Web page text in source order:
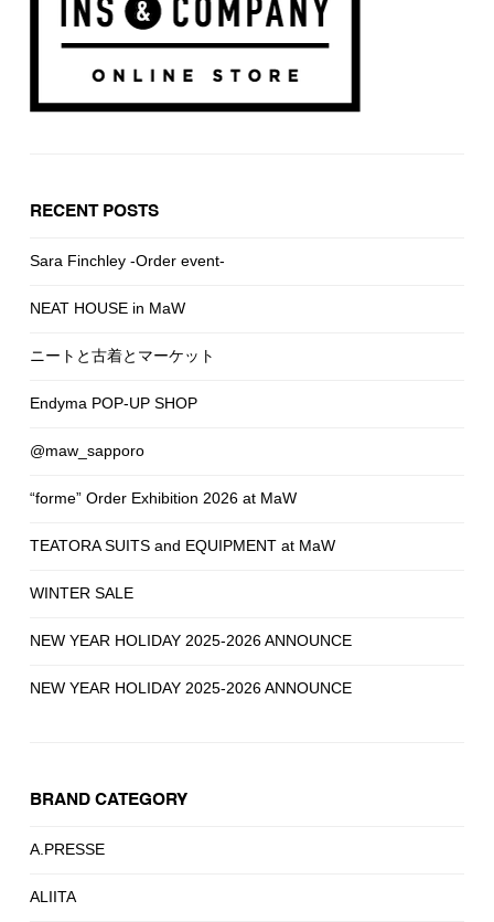
RECENT POSTS
Sara Finchley -Order event-
NEAT HOUSE in MaW
ニートと古着とマーケット
Endyma POP-UP SHOP
@maw_sapporo
“forme” Order Exhibition 2026 at MaW
TEATORA SUITS and EQUIPMENT at MaW
WINTER SALE
NEW YEAR HOLIDAY 2025-2026 ANNOUNCE
NEW YEAR HOLIDAY 2025-2026 ANNOUNCE
BRAND CATEGORY
A.PRESSE
ALIITA